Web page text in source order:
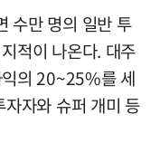
수만 명의 일반 투
적이 나온다. 대주
익의 20~25%를 세
자와 슈퍼 개미 등